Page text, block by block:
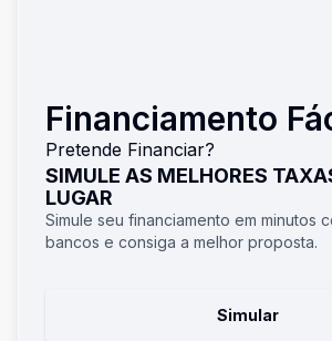
Financiamento
Pretende Financiar?
SIMULE AS MELHORES
LUGAR
Simule seu financiamento em minutos
bancos e consiga a melhor proposta.
Simular